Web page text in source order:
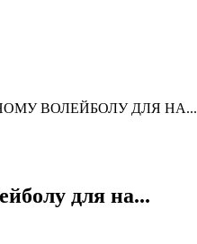
ВОЛЕЙБОЛУ ДЛЯ НА...
для на...